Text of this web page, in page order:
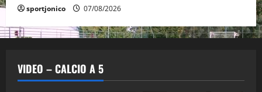
sportjonico 07/08/2026
VIDEO – CALCIO A 5